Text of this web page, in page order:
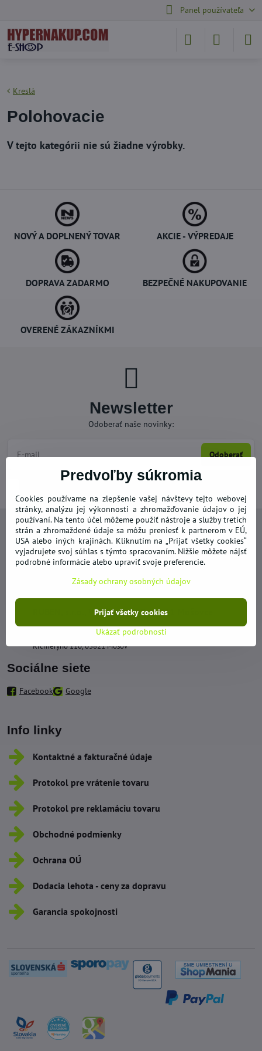
Panel používateľa
Kreslá
Polohovacie
NOVÝ A DOPLNENÝ TOVAR AKCIE - VÝPREDAJE
DOPRAVA ZADARMO BEZPEČNÉ NAKUPOVANIE
OVERENÉ ZÁKAZNÍKMI
Newsletter
Odoberať naše novinky:
Odoberať
Chcem sa prihlásiť k odberu noviniek e-mailom
Kontakty
+421 950 492 562
obchod​@hypernakup​.com
RUBEN, s​.r​.o​., Vidrmoch 137, 03821 Mošovce
Sklad - Odberné miesto
Krčméryho 110, 03821 Mošov
Sociálne siete
Facebook Google
Info linky
Kontaktné a fakturačné údaje
Protokol pre vrátenie tovaru
Protokol pre reklamáciu tovaru
Obchodné podmienky
Ochrana OÚ
Dodacia lehota - ceny za dopravu
Garancia spokojnosti
Predvoľby súkromia
Cookies používame na zlepšenie vašej návštevy tejto webovej
stránky, analýzu jej výkonnosti a zhromažďovanie údajov o jej
používaní. Na tento účel môžeme použiť nástroje a služby tretích
strán a zhromaždené údaje sa môžu preniesť k partnerom v EÚ,
USA alebo iných krajinách. Kliknutím na „Prijať všetky cookies“
vyjadrujete svoj súhlas s týmto spracovaním. Nižšie môžete nájsť
podrobné informácie alebo upraviť svoje preferencie.
Zásady ochrany osobných údajov
Ukázať podrobnosti
Prijať všetky cookies